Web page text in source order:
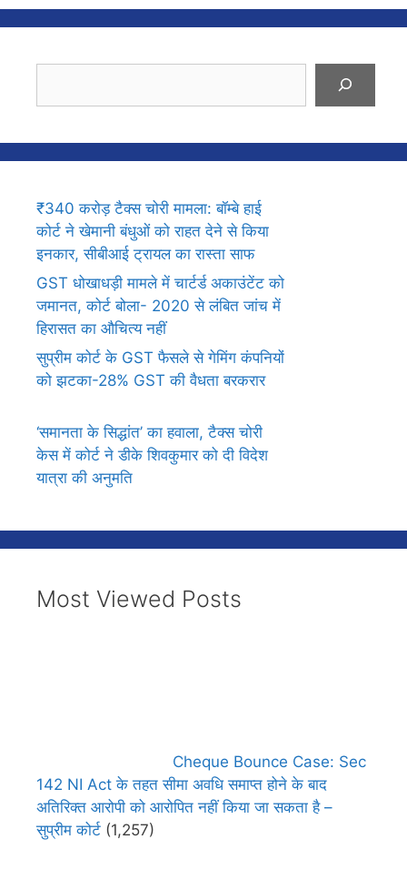
₹340 करोड़ टैक्स चोरी मामला: बॉम्बे हाई
कोर्ट ने खेमानी बंधुओं को राहत देने से किया
इनकार, सीबीआई ट्रायल का रास्ता साफ
GST धोखाधड़ी मामले में चार्टर्ड अकाउंटेंट को
जमानत, कोर्ट बोला- 2020 से लंबित जांच में
हिरासत का औचित्य नहीं
सुप्रीम कोर्ट के GST फैसले से गेमिंग कंपनियों
को झटका-28% GST की वैधता बरकरार
‘समानता के सिद्धांत’ का हवाला, टैक्स चोरी
केस में कोर्ट ने डीके शिवकुमार को दी विदेश
यात्रा की अनुमति
Most Viewed Posts
Cheque Bounce Case: Sec
142 NI Act के तहत सीमा अवधि समाप्त होने के बाद
अतिरिक्त आरोपी को आरोपित नहीं किया जा सकता है –
सुप्रीम कोर्ट (1,257)